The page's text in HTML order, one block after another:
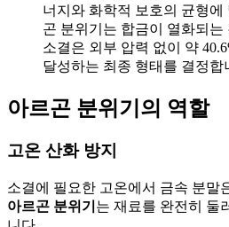
너지와 화학적 보호의 균형에
곤 분위기는 합금이 열화되는
소결은 외부 압력 없이 약
달성하는 최종 형태를 결정합
아르곤 분위기의 역할
고온 산화 방지
소결에 필요한 고온에서 금속 분말
아르곤 분위기 는 재료를 완전히 둘